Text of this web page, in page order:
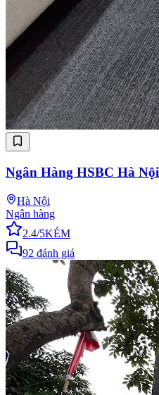
Ngân Hàng HSBC Hà Nội
Hà Nội
Ngân hàng
2.4/5KÉM
92 đánh giá